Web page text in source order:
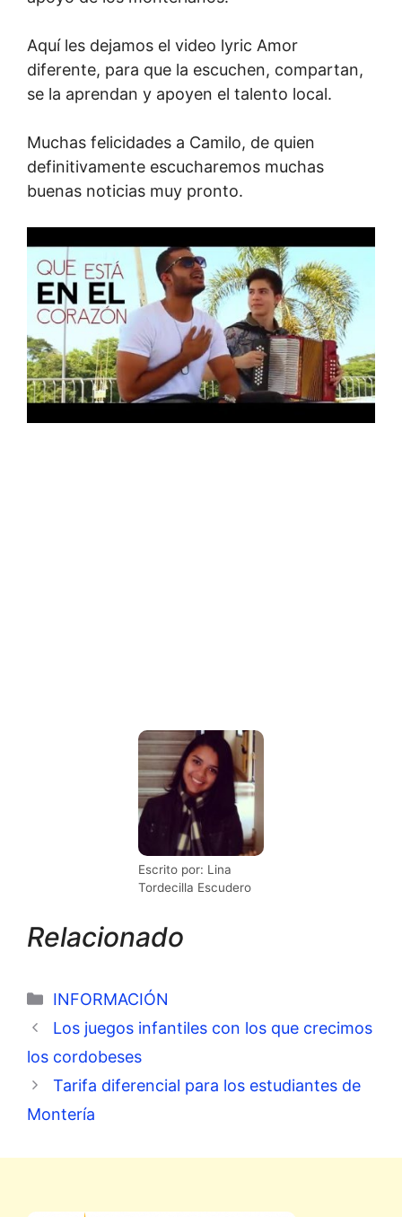
Aquí les dejamos el video lyric Amor
diferente, para que la escuchen, compartan,
se la aprendan y apoyen el talento local.
Muchas felicidades a Camilo, de quien
definitivamente escucharemos muchas
buenas noticias muy pronto.
Escrito por: Lina
Tordecilla Escudero
Relacionado
Categorías
INFORMACIÓN
Los juegos infantiles con los que crecimos
los cordobeses
Tarifa diferencial para los estudiantes de
Montería